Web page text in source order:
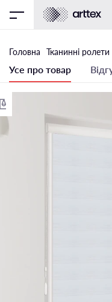
Головна Тканинні ролети
Усе про товар